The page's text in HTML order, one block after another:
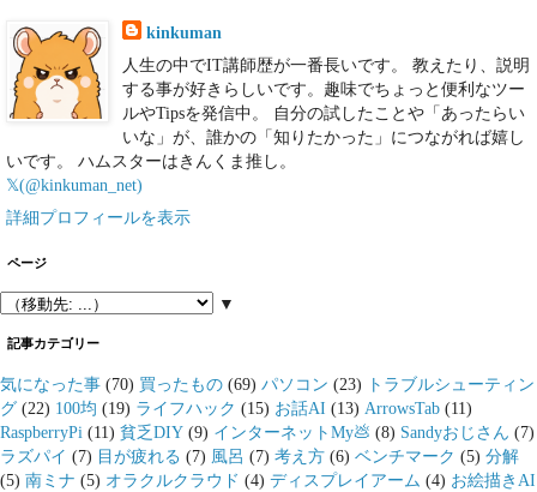
kinkuman
人生の中でIT講師歴が一番長いです。 教えたり、説明
する事が好きらしいです。趣味でちょっと便利なツー
ルやTipsを発信中。 自分の試したことや「あったらい
いな」が、誰かの「知りたかった」につながれば嬉し
いです。 ハムスターはきんくま推し。
𝕏(@kinkuman_net)
詳細プロフィールを表示
ページ
▼
記事カテゴリー
気になった事 (70) 買ったもの (69) パソコン (23)
トラブルシューティン
グ (22) 100均 (19) ライフハック (15) お話AI (13) ArrowsTab (11)
RaspberryPi (11) 貧乏DIY (9) インターネットMy💩 (8) Sandyおじさん (7)
ラズパイ (7) 目が疲れる (7) 風呂 (7) 考え方 (6) ベンチマーク (5) 分解
(5) 南ミナ (5) オラクルクラウド (4) ディスプレイアーム (4) お絵描きAI